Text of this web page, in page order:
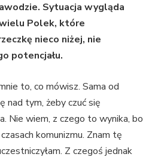
Sytuacja wygląda
Polek, które
nieco niżej, nie
potencjału.
to, co mówisz. Sama od
nad tym, żeby czuć się
Nie wiem, z czego to wynika, bo
komunizmu. Znam tę
Z czegoś jednak